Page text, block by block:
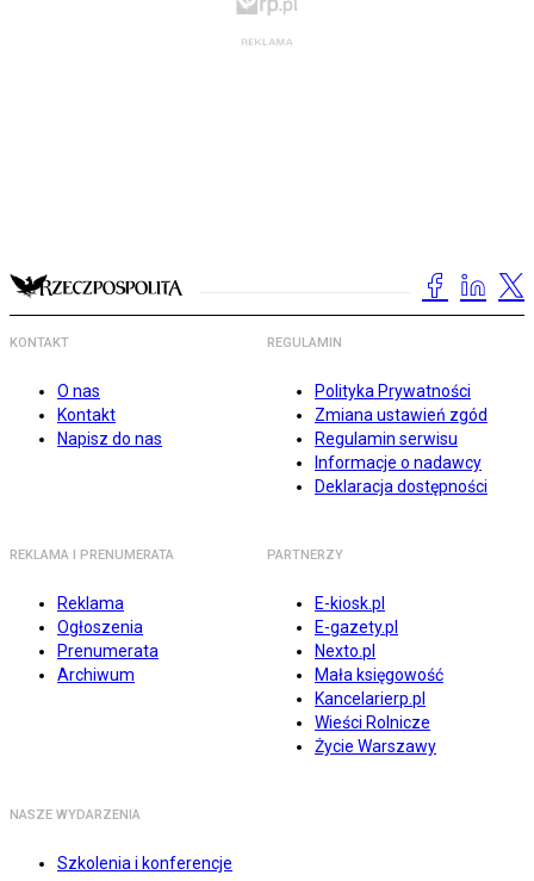
KONTAKT
O nas
Kontakt
Napisz do nas
REGULAMIN
Polityka Prywatności
Zmiana ustawień zgód
Regulamin serwisu
Informacje o nadawcy
Deklaracja dostępności
REKLAMA I PRENUMERATA
Reklama
Ogłoszenia
Prenumerata
Archiwum
PARTNERZY
E-kiosk.pl
E-gazety.pl
Nexto.pl
Mała księgowość
Kancelarierp.pl
Wieści Rolnicze
Życie Warszawy
NASZE WYDARZENIA
Szkolenia i konferencje